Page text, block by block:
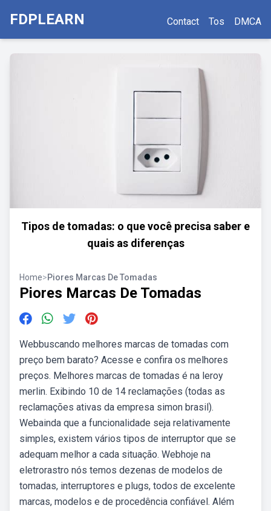
FDPLEARN Contact Tos DMCA
Tipos de tomadas: o que você precisa saber e
quais as diferenças
Home>Piores Marcas De Tomadas
Piores Marcas De Tomadas
Webbuscando melhores marcas de tomadas com
preço bem barato? Acesse e confira os melhores
preços. Melhores marcas de tomadas é na leroy
merlin. Exibindo 10 de 14 reclamações (todas as
reclamações ativas da empresa simon brasil).
Webainda que a funcionalidade seja relativamente
simples, existem vários tipos de interruptor que se
adequam melhor a cada situação. Webhoje na
eletrorastro nós temos dezenas de modelos de
tomadas, interruptores e plugs, todos de excelente
marcas, modelos e de procedência confiável. Além